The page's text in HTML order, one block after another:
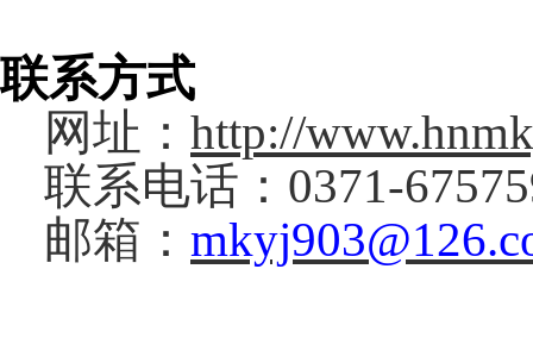
联系方式
网址： http://
联系电话： 0371-
邮箱：